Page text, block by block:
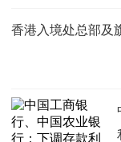
香港入境处总部及